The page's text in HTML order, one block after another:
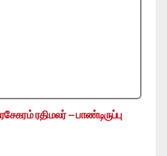
ரதிமலர் – பாண்டிருப்பு